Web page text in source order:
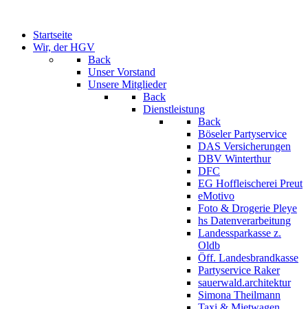
Startseite
Wir, der HGV
Back
Unser Vorstand
Unsere Mitglieder
Back
Dienstleistung
Back
Böseler Partyservice
DAS Versicherungen
DBV Winterthur
DFC
EG Hoffleischerei Preut
eMotivo
Foto & Drogerie Pleye
hs Datenverarbeitung
Landessparkasse z.
Oldb
Öff. Landesbrandkasse
Partyservice Raker
sauerwald.architektur
Simona Theilmann